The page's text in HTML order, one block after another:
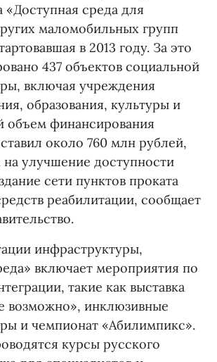
среда для
маломобильных групп
в 2013 году. За это
437 объектов социальной
включая учреждения
образования, культуры и
объем финансирования
около 760 млн рублей,
улучшение доступности
сети пунктов проката
реабилитации, сообщает
инфраструктуры,
включает мероприятия по
такие как выставка
возможно», инклюзивные
и чемпионат «Абилимпикс».
курсы русского